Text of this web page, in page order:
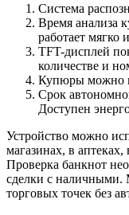
Система
Время анализа
работает мягко
TFT-дисплей
количестве и
Купюры можно
Срок
Доступен
Устройство можно
магазинах, в аптеках,
Проверка банкнот
сделки с наличными.
торговых точек без